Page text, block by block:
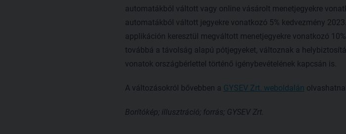
automatákból váltott vagy online vásárolt menetjegyekre
automatákból váltott jegyekre vonatkozó 5% kedvezmény
applikáción keresztül megváltott menetjegyekre vonatkozó
továbbá a távolság alapú pótjegyeket, változnak a
vonatok országbérlettel történő igénybevételének kapcsán is.
A változásokról bővebben a GYSEV Zrt. weboldalán
Borítókép; illusztráció; forrás; GYSEV Zrt.